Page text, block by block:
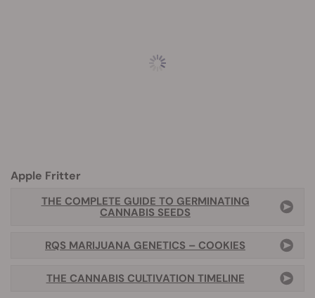
Apple Fritter
THE COMPLETE GUIDE TO GERMINATING
CANNABIS SEEDS
RQS MARIJUANA GENETICS – COOKIES
THE CANNABIS CULTIVATION TIMELINE